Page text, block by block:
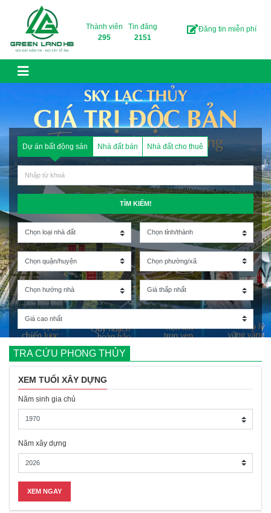
Skip to content
Thành viên
295
Tin đăng
2151
Đăng tin miễn phí
Dự án bất động sản Nhà đất bán Nhà đất cho thuê
TÌM KIẾM!
TRA CỨU PHONG THỦY
XEM TUỔI XÂY DỰNG
Năm sinh gia chủ
Năm xây dựng